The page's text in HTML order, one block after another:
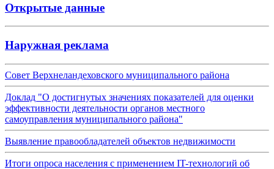
Открытые данные
Наружная реклама
Совет Верхнеландеховского муниципального района
Доклад "О достигнутых значениях показателей для оценки
эффективности деятельности органов местного
самоуправления муниципального района"
Выявление правообладателей объектов недвижимости
Итоги опроса населения с применением IT-технологий об